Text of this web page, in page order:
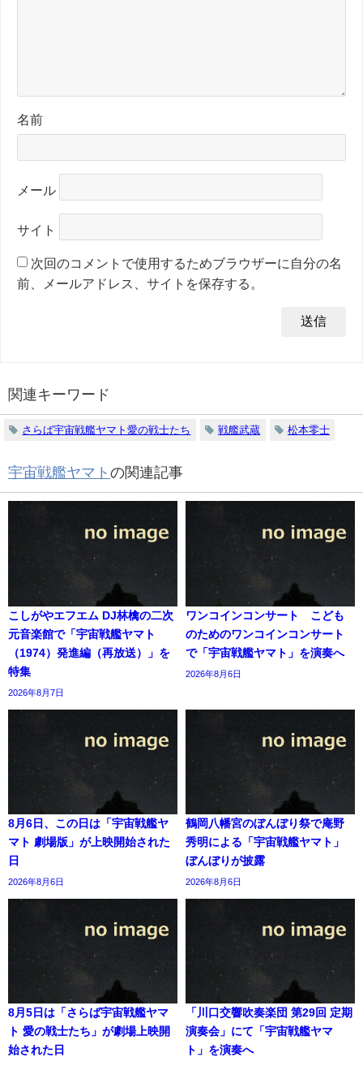
名前
メール
サイト
次回のコメントで使用するためブラウザーに自分の名
前、メールアドレス、サイトを保存する。
関連キーワード
さらば宇宙戦艦ヤマト愛の戦士たち 戦艦武蔵 松本零士
宇宙戦艦ヤマト の関連記事
こしがやエフエム DJ林檎の二次
元音楽館で「宇宙戦艦ヤマト
（1974）発進編（再放送）」を
特集
2026年8月7日
ワンコインコンサート こども
のためのワンコインコンサート
で「宇宙戦艦ヤマト」を演奏へ
2026年8月6日
8月6日、この日は「宇宙戦艦ヤ
マト 劇場版」が上映開始された
日
2026年8月6日
鶴岡八幡宮のぼんぼり祭で庵野
秀明による「宇宙戦艦ヤマト」
ぼんぼりが披露
2026年8月6日
8月5日は「さらば宇宙戦艦ヤマ
ト 愛の戦士たち」が劇場上映開
始された日
「川口交響吹奏楽団 第29回 定期
演奏会」にて「宇宙戦艦ヤマ
ト」を演奏へ